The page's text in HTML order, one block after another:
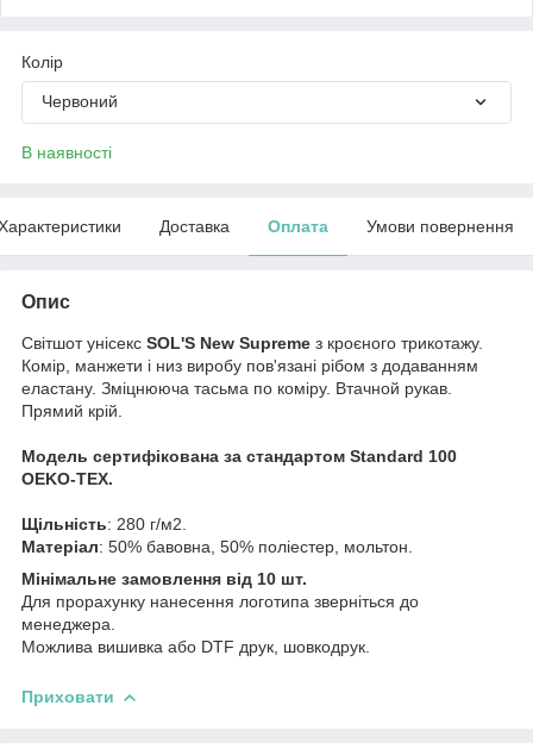
Колір
Червоний
В наявності
Доставка Оплата Умови повернення
Опис
Світшот унісекс SOL'S New Supreme з кроєного трикотажу.
Комір, манжети і низ виробу пов'язані рібом з додаванням
еластану. Зміцнююча тасьма по коміру. Втачной рукав.
Прямий крій.
Модель сертифікована за стандартом Standard 100
ОEKO-TEX.
Щільність: 280 г/м2.
Матеріал: 50% бавовна, 50% поліестер, мольтон.
Мінімальне замовлення від 10 шт.
Для прорахунку нанесення логотипа зверніться до
менеджера.
Можлива вишивка або DTF друк, шовкодрук.
Приховати